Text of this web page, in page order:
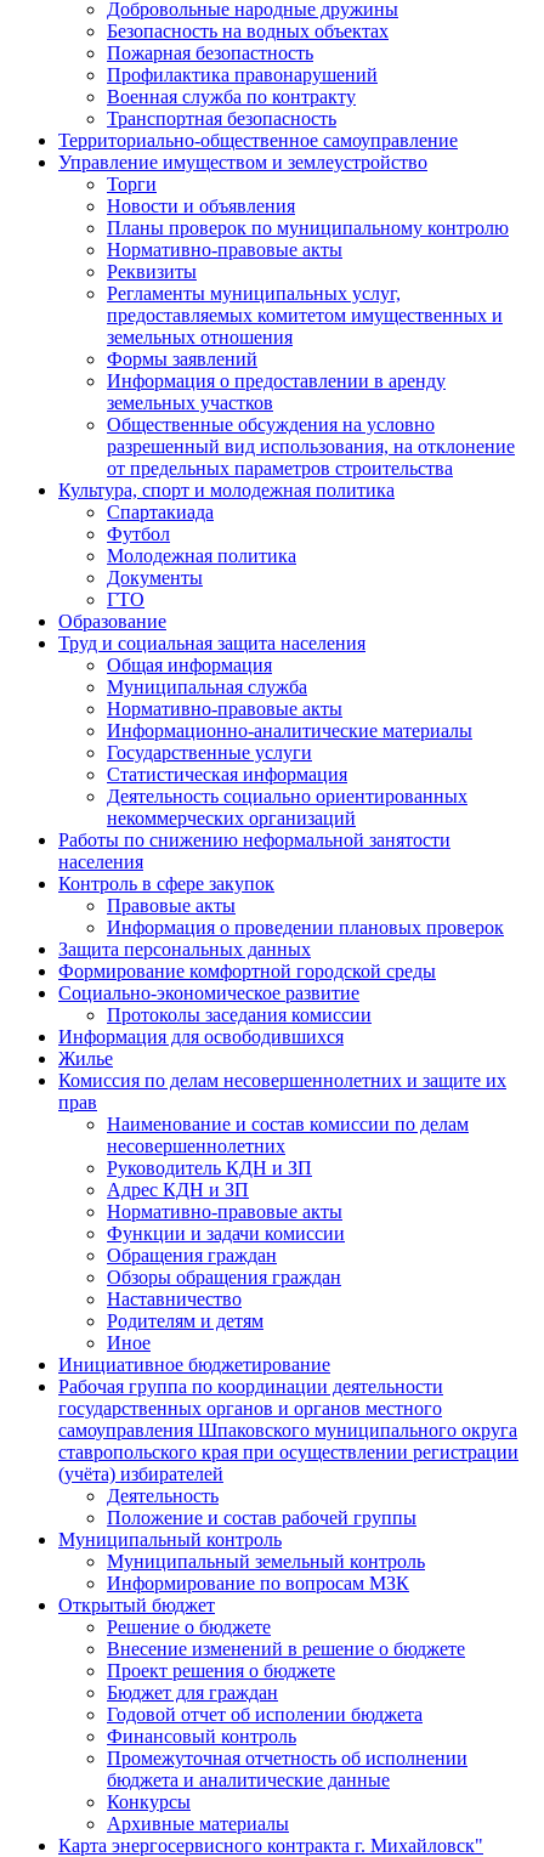
Добровольные народные дружины
Безопасность на водных объектах
Пожарная безопастность
Профилактика правонарушений
Военная служба по контракту
Транспортная безопасность
Территориально-общественное самоуправление
Управление имуществом и землеустройство
Торги
Новости и объявления
Планы проверок по муниципальному контролю
Нормативно-правовые акты
Реквизиты
Регламенты муниципальных услуг,
предоставляемых комитетом имущественных и
земельных отношения
Формы заявлений
Информация о предоставлении в аренду
земельных участков
Общественные обсуждения на условно
разрешенный вид использования, на отклонение
от предельных параметров строительства
Культура, спорт и молодежная политика
Спартакиада
Футбол
Молодежная политика
Документы
ГТО
Образование
Труд и социальная защита населения
Общая информация
Муниципальная служба
Нормативно-правовые акты
Информационно-аналитические материалы
Государственные услуги
Статистическая информация
Деятельность социально ориентированных
некоммерческих организаций
Работы по снижению неформальной занятости
населения
Контроль в сфере закупок
Правовые акты
Информация о проведении плановых проверок
Защита персональных данных
Формирование комфортной городской среды
Социально-экономическое развитие
Протоколы заседания комиссии
Информация для освободившихся
Жилье
Комиссия по делам несовершеннолетних и защите их
прав
Наименование и состав комиссии по делам
несовершеннолетних
Руководитель КДН и ЗП
Адрес КДН и ЗП
Нормативно-правовые акты
Функции и задачи комиссии
Обращения граждан
Обзоры обращения граждан
Наставничество
Родителям и детям
Иное
Инициативное бюджетирование
Рабочая группа по координации деятельности
государственных органов и органов местного
самоуправления Шпаковского муниципального округа
ставропольского края при осуществлении регистрации
(учёта) избирателей
Деятельность
Положение и состав рабочей группы
Муниципальный контроль
Муниципальный земельный контроль
Информирование по вопросам МЗК
Открытый бюджет
Решение о бюджете
Внесение изменений в решение о бюджете
Проект решения о бюджете
Бюджет для граждан
Годовой отчет об исполении бюджета
Финансовый контроль
Промежуточная отчетность об исполнении
бюджета и аналитические данные
Конкурсы
Архивные материалы
Карта энергосервисного контракта г. Михайловск"